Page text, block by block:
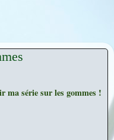
série sur les gommes !